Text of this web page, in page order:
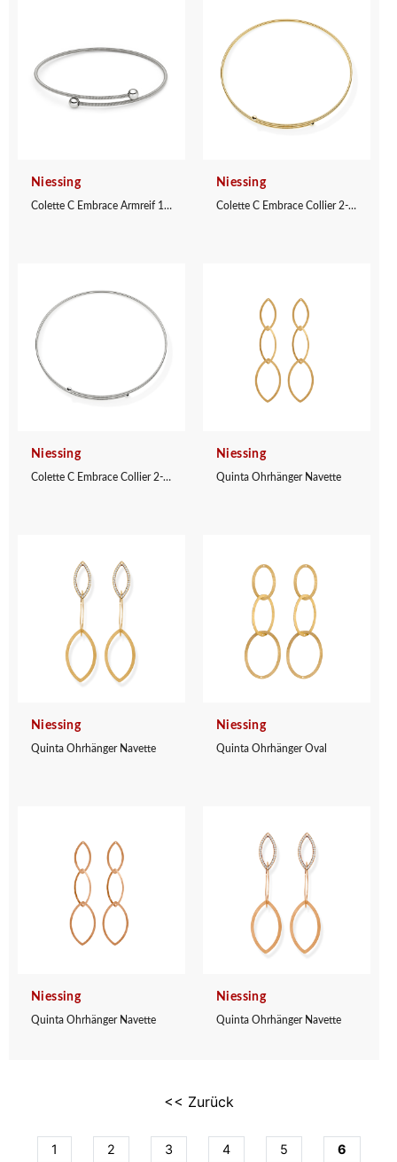
Niessing
Colette C Embrace Armreif 1-fach
Niessing
Colette C Embrace Collier 2-fach
Niessing
Colette C Embrace Collier 2-fach
Niessing
Quinta Ohrhänger Navette
Niessing
Quinta Ohrhänger Navette
Niessing
Quinta Ohrhänger Oval
Niessing
Quinta Ohrhänger Navette
Niessing
Quinta Ohrhänger Navette
<< Zurück
1 2 3 4 5 6